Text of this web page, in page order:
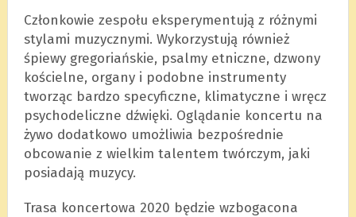
Członkowie zespołu eksperymentują z różnymi
stylami muzycznymi. Wykorzystują również
śpiewy gregoriańskie, psalmy etniczne, dzwony
kościelne, organy i podobne instrumenty
tworząc bardzo specyficzne, klimatyczne i wręcz
psychodeliczne dźwięki. Oglądanie koncertu na
żywo dodatkowo umożliwia bezpośrednie
obcowanie z wielkim talentem twórczym, jaki
posiadają muzycy.
Trasa koncertowa 2020 będzie wzbogacona